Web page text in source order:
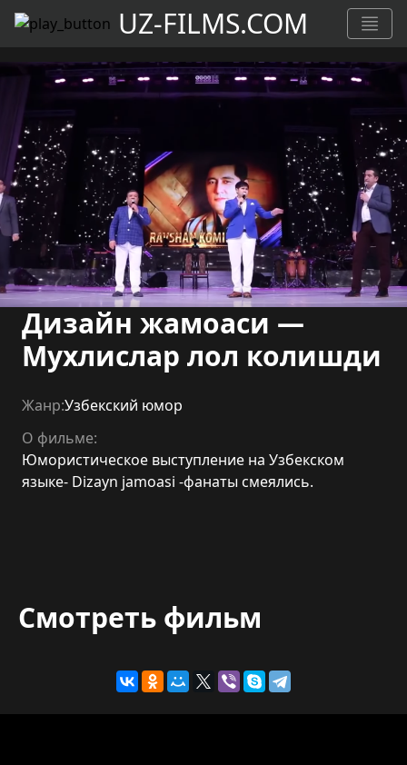
UZ-FILMS.COM
Дизайн жамоаси —
Мухлислар лол колишди
Жанр:Узбекский юмор
О фильме:
Юмористическое выступление на Узбекском
языке- Dizayn jamoasi -фанаты смеялись.
Смотреть фильм